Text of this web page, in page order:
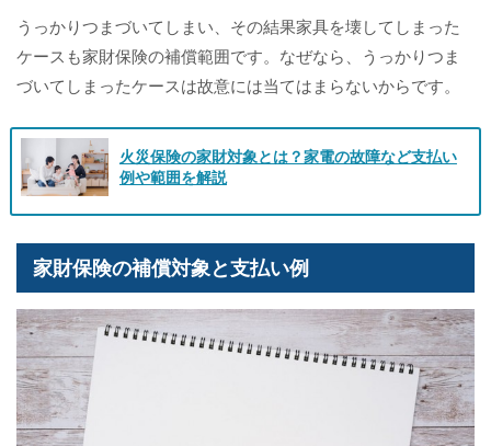
うっかりつまづいてしまい、その結果家具を壊してしまった
ケースも家財保険の補償範囲です。なぜなら、うっかりつま
づいてしまったケースは故意には当てはまらないからです。
火災保険の家財対象とは？家電の故障など支払い
例や範囲を解説
家財保険の補償対象と支払い例